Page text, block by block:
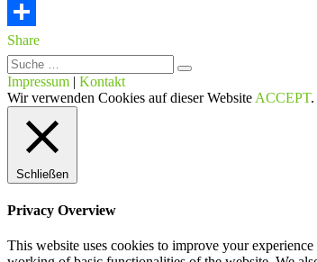
Telegram
Share
Suche
Impressum | Kontakt
Wir verwenden Cookies auf dieser Website ACCEPT.
Schließen
Privacy Overview
This website uses cookies to improve your